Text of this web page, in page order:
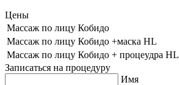
Цены
Массаж по лицу Кобидо
Массаж по лицу Кобидо +маска HL
Массаж по лицу Кобидо + процеудра HL
Записаться на процедуру
Имя